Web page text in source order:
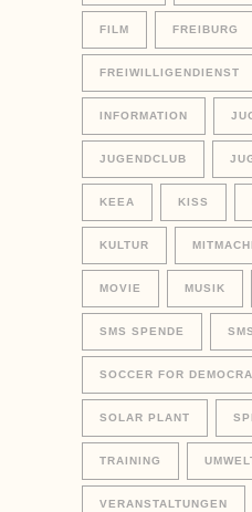
FILM FREIBURG
FREIWILLIGENDIENST
INFORMATION
JUGENDCLUB
KEEA KISS
KULTUR
MOVIE MUSIK
SMS SPENDE
SOCCER FOR
SOLAR PLANT
TRAINING
VERANSTALTUNGEN